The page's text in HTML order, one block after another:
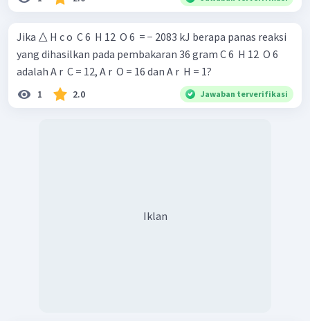
Jika △ H c o ​ C 6 ​ H 12 ​ O 6 ​ = − 2083 kJ berapa panas reaksi
yang dihasilkan pada pembakaran 36 gram C 6 ​ H 12 ​ O 6 ​
adalah A r ​ C = 12, A r ​ O = 16 dan A r ​ H = 1?
1 2.0 Jawaban terverifikasi
Iklan